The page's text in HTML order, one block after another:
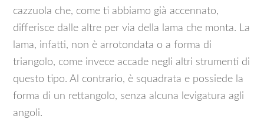
cazzuola che, come ti abbiamo già accennato,
differisce dalle altre per via della lama che monta. La
lama, infatti, non è arrotondata o a forma di
triangolo, come invece accade negli altri strumenti di
questo tipo. Al contrario, è squadrata e possiede la
forma di un rettangolo, senza alcuna levigatura agli
angoli.